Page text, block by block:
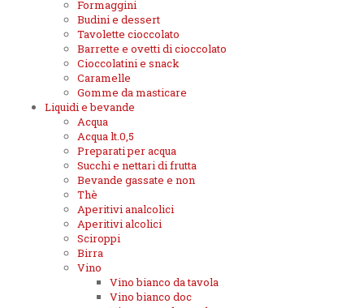
Formaggini
Budini e dessert
Tavolette cioccolato
Barrette e ovetti di cioccolato
Cioccolatini e snack
Caramelle
Gomme da masticare
Liquidi e bevande
Acqua
Acqua lt.0,5
Preparati per acqua
Succhi e nettari di frutta
Bevande gassate e non
Thè
Aperitivi analcolici
Aperitivi alcolici
Sciroppi
Birra
Vino
Vino bianco da tavola
Vino bianco doc